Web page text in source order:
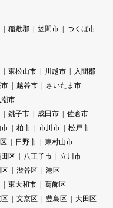
稲敷郡 笠間市
つくば市
東松山市 川越市
入間郡
越谷市
さいたま市
潮市
銚子市 成田市
佐倉市
柏市 市川市
松戸市
日野市
東村山市
区 八王子市
立川市
渋谷区
港区
東大和市
葛飾区
文京区 豊島区
大田区